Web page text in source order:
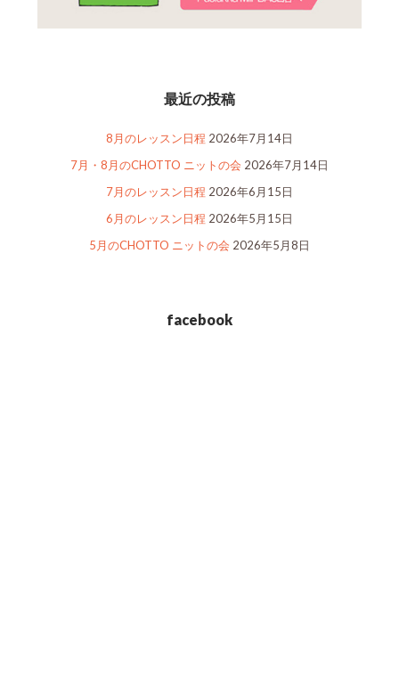
最近の投稿
8月のレッスン日程 2026年7月14日
7月・8月のCHOTTO ニットの会 2026年7月14日
7月のレッスン日程 2026年6月15日
6月のレッスン日程 2026年5月15日
5月のCHOTTO ニットの会 2026年5月8日
facebook